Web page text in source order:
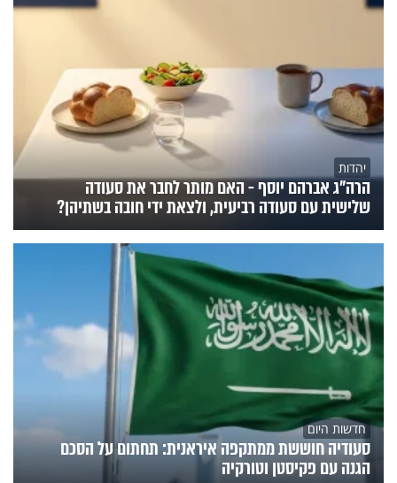
יהדות
הרה"ג אברהם יוסף - האם מותר לחבר את סעודה
שלישית עם סעודה רביעית, ולצאת ידי חובה בשתיהן?
חדשות היום
סעודיה חוששת ממתקפה איראנית: תחתום על הסכם
הגנה עם פקיסטן וטורקיה